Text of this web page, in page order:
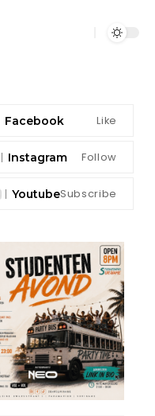
Facebook Like
Instagram Follow
YoutubeSubscribe